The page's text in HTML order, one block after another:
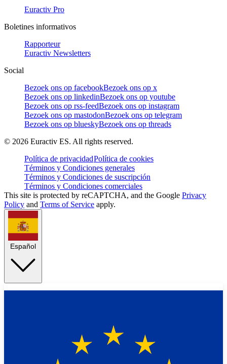
Euractiv Pro
Boletines informativos
Rapporteur
Euractiv Newsletters
Social
Bezoek ons op facebookBezoek ons op x
Bezoek ons op linkedinBezoek ons op youtube
Bezoek ons op rss-feedBezoek ons op instagram
Bezoek ons op mastodonBezoek ons op telegram
Bezoek ons op blueskyBezoek ons op threads
© 2026 Euractiv ES. All rights reserved.
Política de privacidadPolítica de cookies
Términos y Condiciones generales
Términos y Condiciones de suscripción
Términos y Condiciones comerciales
This site is protected by reCAPTCHA, and the Google Privacy
Policy and Terms of Service apply.
Español